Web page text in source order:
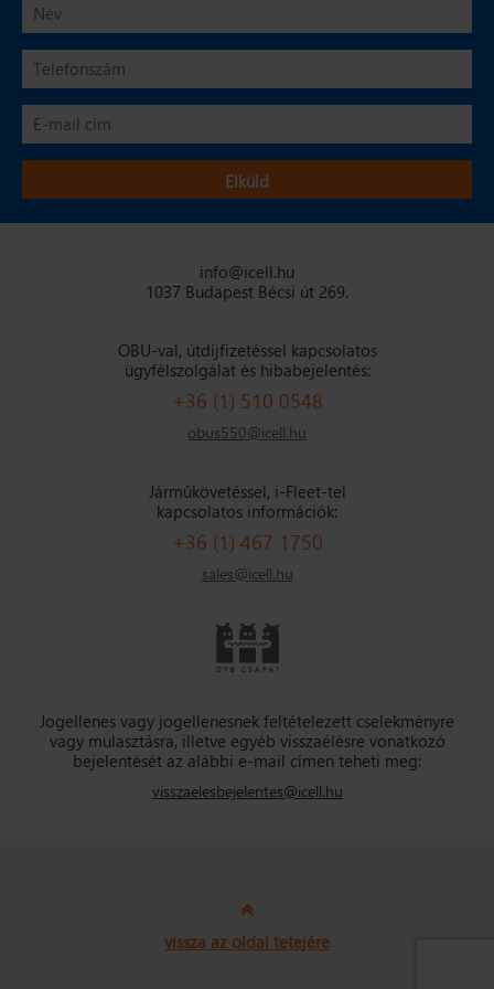
info@icell.hu
1037 Budapest Bécsi út 269.
OBU-val, útdíjfizetéssel kapcsolatos
ügyfélszolgálat és hibabejelentés:
+36 (1) 510 0548
obus550@icell.hu
Járműkövetéssel, i-Fleet-tel
kapcsolatos információk:
+36 (1) 467 1750
sales@icell.hu
Jogellenes vagy jogellenesnek feltételezett cselekményre
vagy mulasztásra, illetve egyéb visszaélésre vonatkozó
bejelentését az alábbi e-mail címen teheti meg:
visszaelesbejelentes@icell.hu
vissza az oldal tetejére